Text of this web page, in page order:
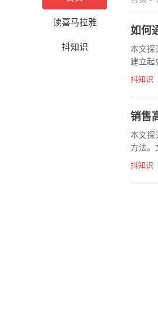
读喜马拉雅
抖知识
如何
本文探
建立起
抖知识
销售
本文探
方法。
率。
抖知识